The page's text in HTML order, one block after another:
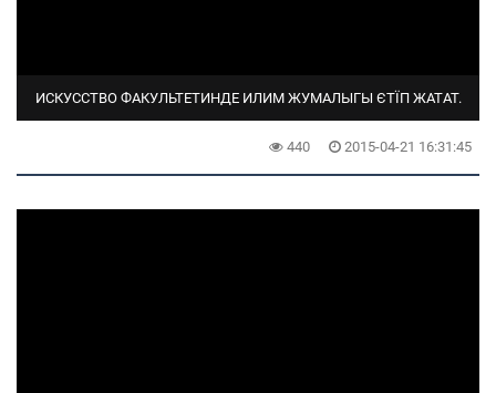
ИСКУССТВО ФАКУЛЬТЕТИНДЕ ИЛИМ ЖУМАЛЫГЫ ЄТЇП ЖАТАТ.
440 2015-04-21 16:31:45